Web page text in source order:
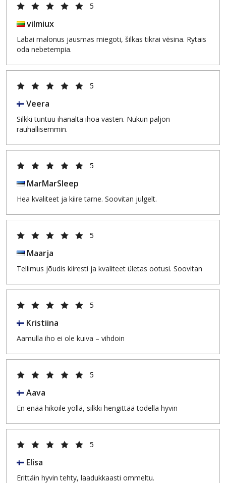
5
vilmiux
Labai malonus jausmas miegoti, šilkas tikrai vėsina. Rytais
oda nebetempia.
5
Veera
Silkki tuntuu ihanalta ihoa vasten. Nukun paljon
rauhallisemmin.
5
MarMarSleep
Hea kvaliteet ja kiire tarne. Soovitan julgelt.
5
Maarja
Tellimus jõudis kiiresti ja kvaliteet ületas ootusi. Soovitan
5
Kristiina
Aamulla iho ei ole kuiva – vihdoin
5
Aava
En enää hikoile yöllä, silkki hengittää todella hyvin
5
Elisa
Erittäin hyvin tehty, laadukkaasti ommeltu.